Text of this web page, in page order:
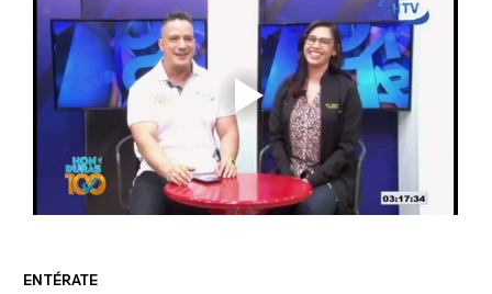
ENTÉRATE